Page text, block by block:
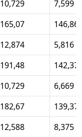
10,729
7,599
165,07
146,86
12,874
5,816
191,48
142,37
10,729
6,669
182,67
139,37
12,588
8,375